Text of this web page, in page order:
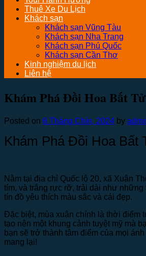
Thuê Xe Du Lịch
Khách sạn
Khách sạn Vũng Tàu
Khách sạn Nha Trang
Khách sạn Phú Quốc
Khách sạn Cần Thơ
Kinh nghiệm du lịch
Liên hệ
Khám Phá Đồi Hoa Bất
Posted on 6 Tháng Chín, 2024 by
Khám Phá Đồi Hoa
Nằm tại địa chỉ Quốc lộ 20, xã Xuân
tím, và trắng rực rỡ, trải dài như
tín đồ yêu thích màu sắc và cái đẹp.
Đặc biệt, mùa xuân chính là thời điểm
tạo nên một khung cảnh tuyệt mỹ mà
bạn sẽ trở thành tâm điểm của mọi
mang lại!